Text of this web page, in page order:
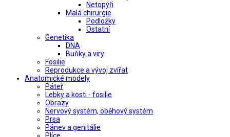
Netopýři
Malá chirurgie
Podložky
Ostatní
Genetika
DNA
Buňky a viry
Fosilie
Reprodukce a vývoj zvířat
Anatomické modely
Páteř
Lebky a kosti - fosilie
Obrazy
Nervový systém, oběhový systém
Prsa
Pánev a genitálie